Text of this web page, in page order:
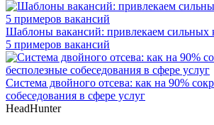
Шаблоны вакансий: привлекаем сильных
5 примеров вакансий
Система двойного отсева: как на 90%
собеседования в сфере услуг
HeadHunter